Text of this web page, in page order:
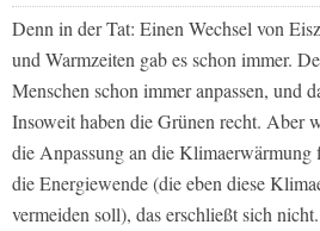
Denn in der Tat: Einen Wechsel von
und Warmzeiten gab es schon immer.
Menschen schon immer anpassen, und
Insoweit haben die Grünen recht. Aber
die Anpassung an die Klimaerwärmung
die Energiewende (die eben diese
vermeiden soll), das erschließt sich